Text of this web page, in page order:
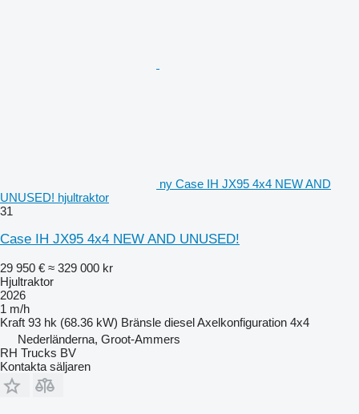
ny Case IH JX95 4x4 NEW AND
UNUSED! hjultraktor
31
Case IH JX95 4x4 NEW AND UNUSED!
29 950 € ≈ 329 000 kr
Hjultraktor
2026
1 m/h
Kraft 93 hk (68.36 kW) Bränsle dieselAxelkonfiguration 4x4
Nederländerna, Groot-Ammers
RH Trucks BV
Kontakta säljaren